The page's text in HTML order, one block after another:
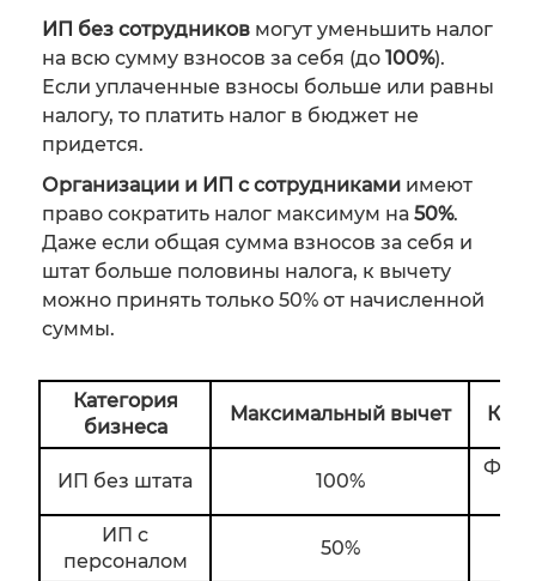
ИП без сотрудников могут уменьшить налог
на всю сумму взносов за себя (до 100%).
Если уплаченные взносы больше или равны
налогу, то платить налог в бюджет не
придется.
Организации и ИП с сотрудниками имеют
право сократить налог максимум на 50%.
Даже если общая сумма взносов за себя и
штат больше половины налога, к вычету
можно принять только 50% от начисленной
суммы.
Категория
бизнеса
Максимальный вычет
ИП без штата 100%
ИП с
персоналом
50%